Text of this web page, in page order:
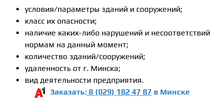
условия/параметры зданий и сооружений;
класс их опасности;
наличие каких-либо нарушений и несоответствий
нормам на данный момент;
количество зданий/сооружений;
удаленность от г. Минска;
вид деятельности предприятия.
Заказать: 8 (029) 182 47 87 в Минске